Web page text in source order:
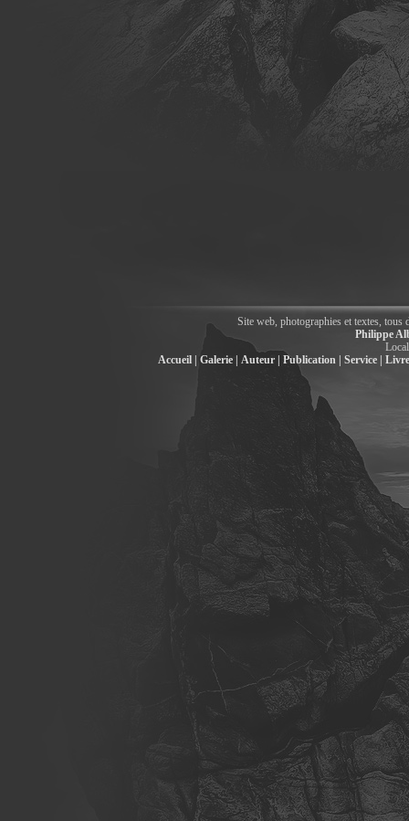
Site web, photographies et textes, tous
Philippe
Accueil |
Galerie | Auteur | Publication | Service |